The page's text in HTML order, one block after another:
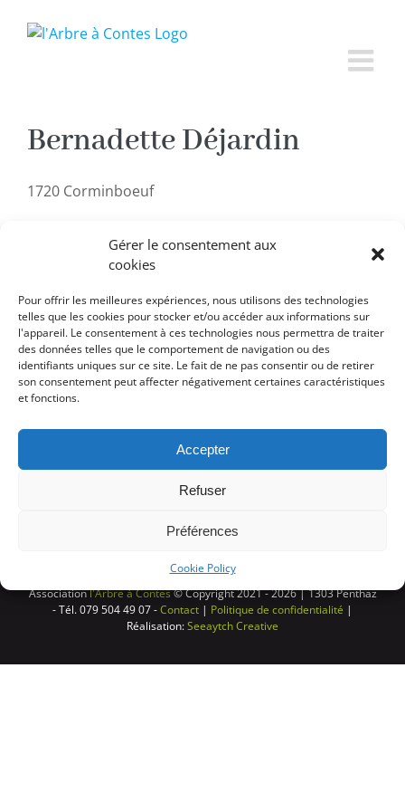
Gérer le consentement aux
cookies
Pour offrir les meilleures expériences, nous utilisons des technologies
telles que les cookies pour stocker et/ou accéder aux informations sur
l'appareil. Le consentement à ces technologies nous permettra de traiter
des données telles que le comportement de navigation ou des
identifiants uniques sur ce site. Le fait de ne pas consentir ou de retirer
son consentement peut affecter négativement certaines caractéristiques
et fonctions.
Accepter
Refuser
Préférences
Cookie Policy
Bernadette Déjardin
1720 Corminboeuf
RETOUR À LA LISTE
Associationl'Arbre à Contes© Copyright 2021 -2026 | 1303 Penthaz
- Tél. 079 504 49 07 -Contact | Politique de confidentialité |
Réalisation:Seeaytch Creative